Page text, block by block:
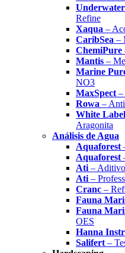
Refine
Xaqua –
CaribSea –
ChemiPure
Mantis –
Marine
NO3
MaxSpect –
Rowa –
White Label
Aragonita
Análisis de Agua
Aquaforest
Aquaforest
Ati –
Ati –
Cranc –
Fauna
Fauna
OES
Hanna
Salifert –